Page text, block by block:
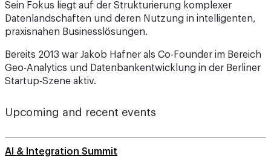
Sein Fokus liegt auf der Strukturierung komplexer
Datenlandschaften und deren Nutzung in intelligenten,
praxisnahen Businesslösungen.
Bereits 2013 war Jakob Hafner als Co-Founder im Bereich
Geo-Analytics und Datenbankentwicklung in der Berliner
Startup-Szene aktiv.
Upcoming and recent events
AI & Integration Summit